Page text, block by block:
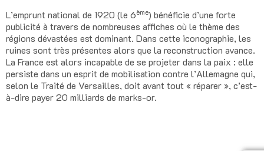
L’emprunt national de 1920 (le 6ème) bénéficie d’une forte
publicité à travers de nombreuses affiches où le thème des
régions dévastées est dominant. Dans cette iconographie, les
ruines sont très présentes alors que la reconstruction avance.
La France est alors incapable de se projeter dans la paix : elle
persiste dans un esprit de mobilisation contre l’Allemagne qui,
selon le Traité de Versailles, doit avant tout « réparer », c’est-
à-dire payer 20 milliards de marks-or.